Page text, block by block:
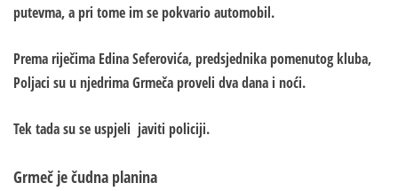
putevma, a pri tome im se pokvario automobil.
Prema riječima Edina Seferovića, predsjednika pomenutog kluba,
Poljaci su u njedrima Grmeča proveli dva dana i noći.
Tek tada su se uspjeli javiti policiji.
Grmeč je čudna planina